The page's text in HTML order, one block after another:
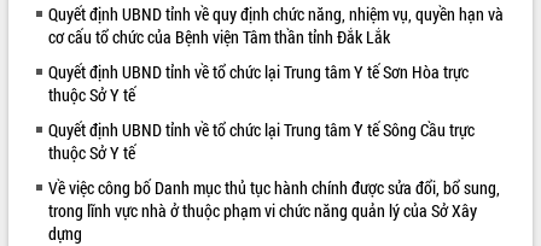
Khám bệnh, cấp phát thuốc miễn phí
và tặng quà người dân xã Cư Pui
Hội nghị UBND tỉnh Đắk Lắk thường kỳ
tháng 7/2026
Quyết định UBND tỉnh về quy định chức năng, nhiệm vụ, quyền hạn và
cơ cấu tổ chức của Bệnh viện Tâm thần tỉnh Đắk Lắk
Quyết định UBND tỉnh về tổ chức lại Trung tâm Y tế Sơn Hòa trực
thuộc Sở Y tế
Quyết định UBND tỉnh về tổ chức lại Trung tâm Y tế Sông Cầu trực
thuộc Sở Y tế
Về việc công bố Danh mục thủ tục hành chính được sửa đổi, bổ sung,
trong lĩnh vực nhà ở thuộc phạm vi chức năng quản lý của Sở Xây
dựng